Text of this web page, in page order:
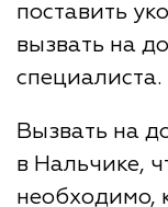
поставить
вызвать на
специалиста.
Вызвать на
в Нальчике,
необходимо,